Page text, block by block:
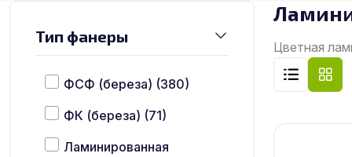
Тип фанеры
ФСФ (береза) (380)
ФК (береза) (71)
Ламинированная
Цветная